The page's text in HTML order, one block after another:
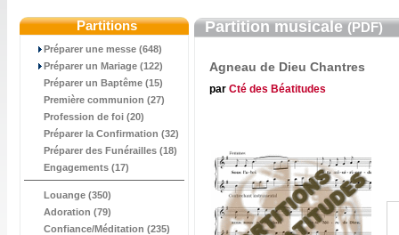
Partitions
Préparer une messe (648)
Préparer un Mariage (122)
Préparer un Baptême (15)
Première communion (27)
Profession de foi (20)
Préparer la Confirmation (32)
Préparer des Funérailles (18)
Engagements (17)
Louange (350)
Adoration (79)
Confiance/Méditation (235)
Partition musicale(PDF)
Agneau de Dieu Chantres
par Cté des Béatitudes